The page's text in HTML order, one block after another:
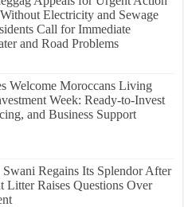
Electricity and Sewage
Call for Immediate
and Road Problems
Welcome Moroccans Living
Week: Ready-to-Invest
and Business Support
Regains Its Splendor After
Litter Raises Questions Over